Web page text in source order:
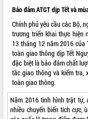
Bảo đảm ATGT dịp Tết và
Chính phủ yêu cầu các Bộ,
trương triển khai thực hiện
13 tháng 12 năm 2016
toàn giao thông dịp Tết
đặc biệt là bảo đảm chất
tắc giao thông và kiểm tra,
toàn giao thông.
Năm 2016 tình hình trật tự,
nhiều chuyển biến tích cực,